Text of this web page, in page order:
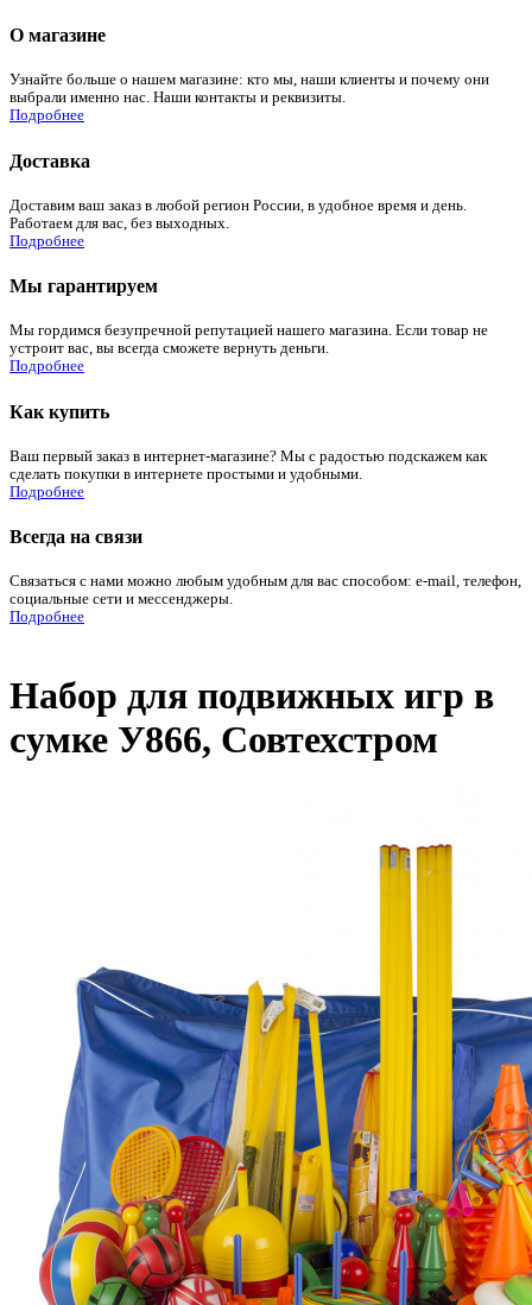
О магазине
Узнайте больше о нашем магазине: кто мы, наши клиенты и почему они
выбрали именно нас. Наши контакты и реквизиты.
Подробнее
Доставка
Доставим ваш заказ в любой регион России, в удобное время и день.
Работаем для вас, без выходных.
Подробнее
Мы гарантируем
Мы гордимся безупречной репутацией нашего магазина. Если товар не
устроит вас, вы всегда сможете вернуть деньги.
Подробнее
Как купить
Ваш первый заказ в интернет-магазине? Мы с радостью подскажем как
сделать покупки в интернете простыми и удобными.
Подробнее
Всегда на связи
Связаться с нами можно любым удобным для вас способом: e-mail, телефон,
социальные сети и мессенджеры.
Подробнее
Набор для подвижных игр в
сумке У866, Совтехстром